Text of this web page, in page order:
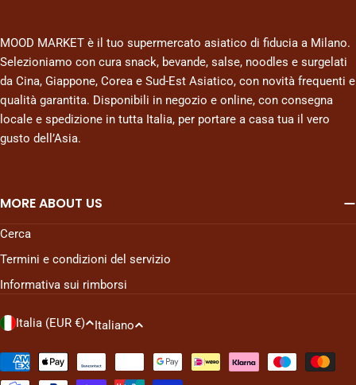
MOOD MARKET è il tuo supermercato asiatico di fiducia a Milano.
Selezioniamo con cura snack, bevande, salse, noodles e surgelati
da Cina, Giappone, Corea e Sud-Est Asiatico, con novità frequenti e
qualità garantita. Disponibili in negozio e online, con consegna
locale e spedizione in tutta Italia, per portare a casa tua il vero
gusto dell’Asia.
MORE ABOUT US
Cerca
Termini e condizioni del servizio
Informativa sui rimborsi
P
e
Italia (EUR €)
L
n
Italiano
Metodi
di